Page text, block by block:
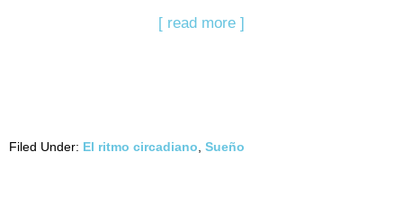
[ read more ]
Filed Under: El ritmo circadiano Sueño